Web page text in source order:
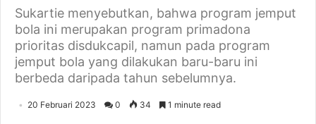
Sukartie menyebutkan, bahwa program jemput
bola ini merupakan program primadona
prioritas disdukcapil, namun pada program
jemput bola yang dilakukan baru-baru ini
berbeda daripada tahun sebelumnya.
20 Februari 2023 0 34 1 minute read